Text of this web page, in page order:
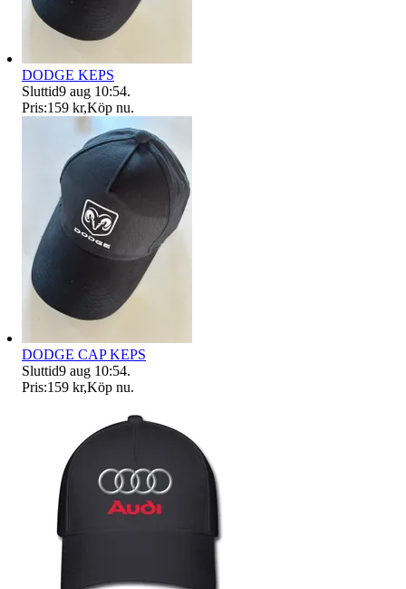
DODGE KEPS
Sluttid9 aug 10:54.
Pris:159 kr,Köp nu.
DODGE CAP KEPS
Sluttid9 aug 10:54.
Pris:159 kr,Köp nu.